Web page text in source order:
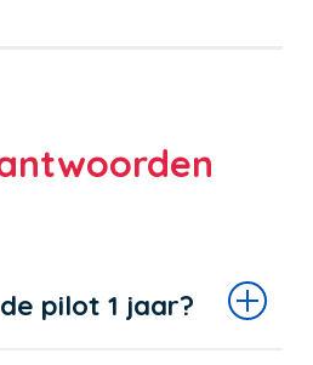
pilot 1 jaar?